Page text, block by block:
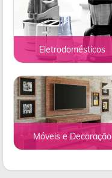
Eletrodomésticos
Móveis e Decoração